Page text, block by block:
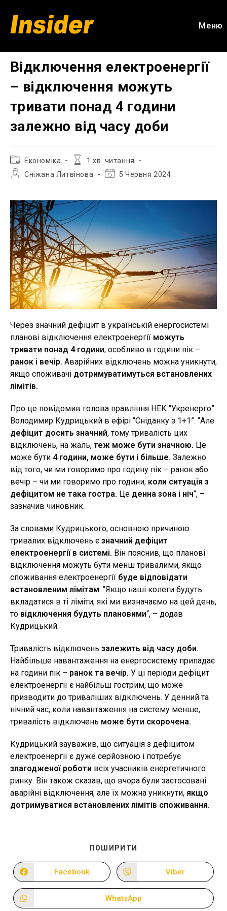
вмісту
Меню
Відключення електроенергії
– відключення можуть
тривати понад 4 години
залежно від часу доби
Категорія
запису:
Економіка
Час
1 хв. читання
АвторСніжана Литвінова
Остання5 Червня 2024
Через значний дефіцит в українській енергосистемі
планові відключення електроенергії можуть
тривати понад 4 години, особливо в години пік –
ранок і вечір. Аварійних відключень можна уникнути,
якщо споживачі дотримуватимуться встановлених
лімітів.
Про це повідомив голова правління НЕК “Укренерго”
Володимир Кудрицький в ефірі “Сніданку з 1+1”. “Але
дефіцит досить значний, тому тривалість цих
відключень, на жаль, теж може бути значною. Це
може бути 4 години, може бути і більше. Залежно
від того, чи ми говоримо про годину пік – ранок або
вечір – чи ми говоримо про години, коли ситуація з
дефіцитом не така гостра. Це денна зона і ніч“, –
зазначив чиновник.
За словами Кудрицького, основною причиною
тривалих відключень є значний дефіцит
електроенергії в системі. Він пояснив, що планові
відключення можуть бути менш тривалими, якщо
споживання електроенергії буде відповідати
встановленим лімітам. “Якщо наші колеги будуть
вкладатися в ті ліміти, які ми визначаємо на цей день,
то відключення будуть плановими“, – додав
Кудрицький.
Тривалість відключень залежить від часу доби.
Найбільше навантаження на енергосистему припадає
на години пік – ранок та вечір. У ці періоди дефіцит
електроенергії є найбільш гострим, що може
призводити до триваліших відключень. У денний та
нічний час, коли навантаження на систему менше,
тривалість відключень може бути скорочена.
Кудрицький зауважив, що ситуація з дефіцитом
електроенергії є дуже серйозною і потребує
злагодженої роботи всіх учасників енергетичного
ринку. Він також сказав, що вчора були застосовані
аварійні відключення, але їх можна уникнути, якщо
дотримуватися встановлених лімітів споживання.
ПОШИРИТИ
ВМІСТОМ
Відкрити
в
новому
Facebook
Відкрити
в
новому
Viber
Відкрити
в
WhatsApp